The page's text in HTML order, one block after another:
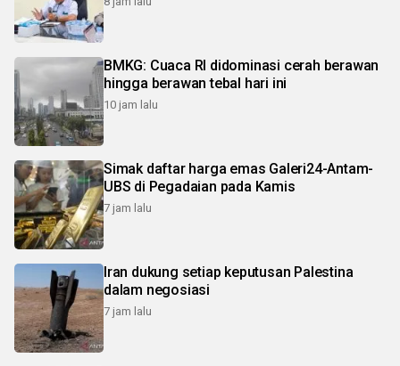
BMKG: Cuaca RI didominasi cerah berawan
hingga berawan tebal hari ini
10 jam lalu
Simak daftar harga emas Galeri24-Antam-
UBS di Pegadaian pada Kamis
7 jam lalu
Iran dukung setiap keputusan Palestina
dalam negosiasi
7 jam lalu